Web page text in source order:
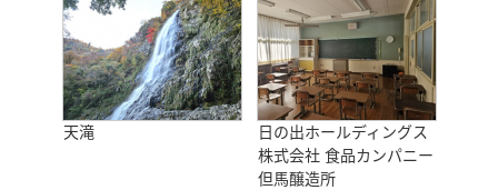
天滝
日の出ホールディングス
株式会社 食品カンパニー
但馬醸造所